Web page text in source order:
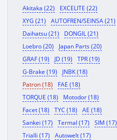
Akitaka (22)
EXCELITE (22)
XYG (21)
AUTOFREN/SEINSA (21)
Daihatsu (21)
DONGIL (21)
Loebro (20)
Japan Parts (20)
GRAF (19)
JD (19)
TPR (19)
G-Brake (19)
JNBK (18)
Patron (18)
FAE (18)
TORQUE (18)
Motodor (18)
Facet (18)
TYC (18)
AE (18)
Sankei (17)
Termal (17)
SIM (17)
Trialli (17)
Autowelt (17)